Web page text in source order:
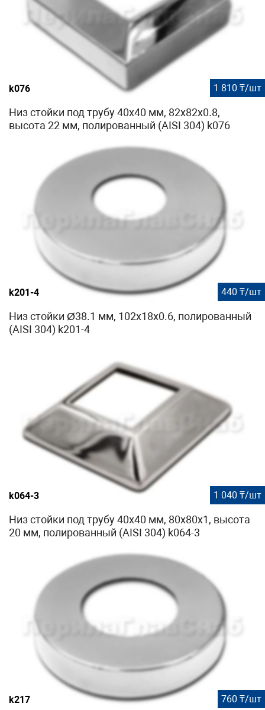
k076 1 810 ₸/шт
Низ стойки под трубу 40х40 мм, 82х82х0.8,
высота 22 мм, полированный (AISI 304) k076
k201-4 440 ₸/шт
Низ стойки Ø38.1 мм, 102х18х0.6, полированный
(AISI 304) k201-4
k064-3 1 040 ₸/шт
Низ стойки под трубу 40х40 мм, 80х80х1, высота
20 мм, полированный (AISI 304) k064-3
k217 760 ₸/шт